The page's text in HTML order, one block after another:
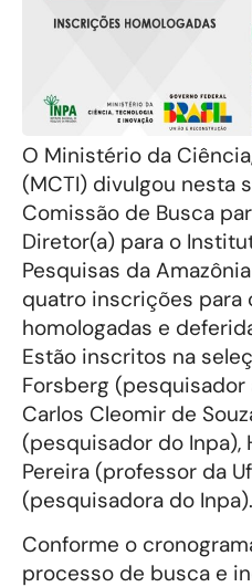
O Ministério da
(MCTI) divulgou nesta
Comissão de Busca
Diretor(a) para o
Pesquisas da
quatro inscrições para
homologadas e
Estão inscritos na
Forsberg
Carlos Cleomir de
(pesquisador do Inpa),
Pereira (professor da
(pesquisadora do Inpa).
Conforme o
processo de busca e